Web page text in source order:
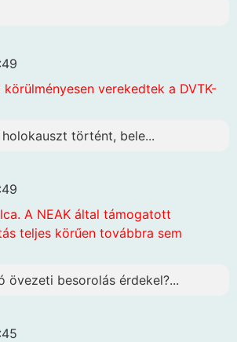
verekedtek a DVTK-
történt, bele...
A NEAK által támogatott
teljes körűen továbbra sem
övezeti besorolás érdekel?...